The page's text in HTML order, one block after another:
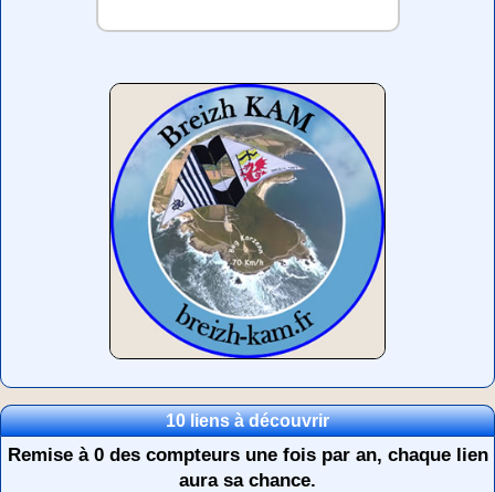
10 liens à découvrir
Remise à 0 des compteurs une fois par an, chaque lien
aura sa chance.